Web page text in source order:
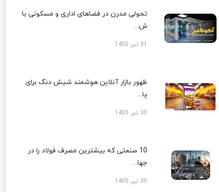
تحولی مدرن در فضاهای اداری و مسکونی با
ش...
ظهور بازار آنلاین هوشمند شیش دنگ برای
پا...
30 تیر 1405
10 صنعتی که بیشترین مصرف فولاد را در
جها...
30 تیر 1405